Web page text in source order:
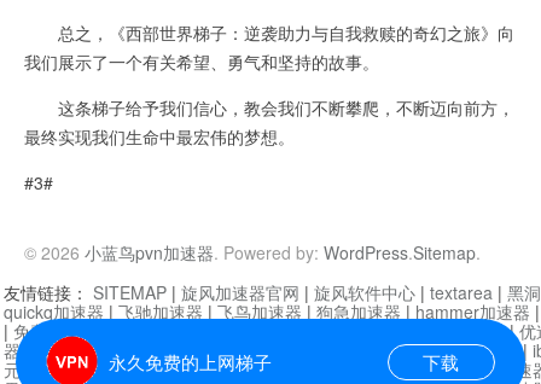
总之，《西部世界梯子：逆袭助力与自我救赎的奇幻之旅》向
我们展示了一个有关希望、勇气和坚持的故事。
这条梯子给予我们信心，教会我们不断攀爬，不断迈向前方，
最终实现我们生命中最宏伟的梦想。
#3#
© 2026 小蓝鸟pvn加速器. Powered by: WordPress.Sitemap.
永久免费的上网梯子 下载
友情链接： SITEMAP | 旋风加速器官网 | 旋风软件中心 | textarea | 黑
quickq加速器 | 飞驰加速器 | 飞鸟加速器 | 狗急加速器 | hammer加速器
| 免费vqn加速外网 迷雾通|优
器| 快柠檬加速器 |黑洞加速 |falemon 快橙加速器|anycast加速器 |
元机场加速器 |一元机场|老王加速器 | 白石山|
小牛加速